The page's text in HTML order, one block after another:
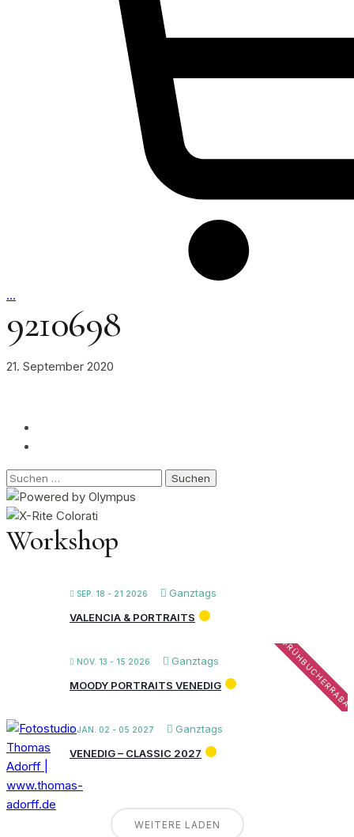
…
9210698
21. September 2020
Suchen
nach:
Workshop
SEP. 18 - 21 2026
Ganztags
VALENCIA & PORTRAITS
NOV. 13 - 15 2026 Ganztags
MOODY PORTRAITS VENEDIG
JAN. 02 - 05 2027
Ganztags
VENEDIG – CLASSIC 2027
WEITERE LADEN